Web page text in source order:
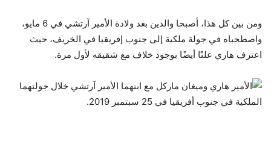
ومن بين كل هذا، أصبحا والدين بعد ولادة الأمير آرتشي في 6 مايو،
واصطحباه في جولة ملكية إلى جنوب إفريقيا في الخريف، حيث
اعترف هاري علنًا أيضًا بوجود خلاف مع شقيقه لأول مرة.